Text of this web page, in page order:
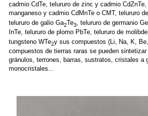
cadmio CdTe, telururo de zinc y cadmio
manganeso y cadmio CdMnTe o CMT, telururo
telururo de galio Ga2Te3
, telururo de germanio
InTe, telururo de plomo PbTe, telururo de
tungsteno WTe2y sus compuestos (Li, Na, K,
compuestos de tierras raras se pueden
gránulos, terrones, barras, sustratos, cristales a
monocristales...